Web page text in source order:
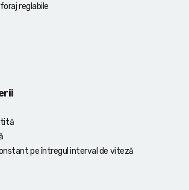
reglabile
pe întregul interval de viteză